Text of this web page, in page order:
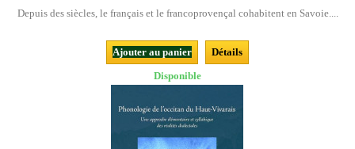
Depuis des siècles, le français et le francoprovençal cohabitent en Savoie....
Ajouter au panier
Détails
Disponible